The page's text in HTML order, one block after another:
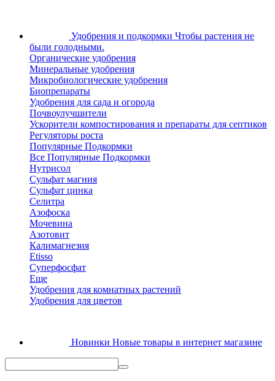
Удобрения и подкормки Чтобы растения не
были голодными.
Органические удобрения
Минеральные удобрения
Микробиологические удобрения
Биопрепараты
Удобрения для сада и огорода
Почвоулучшители
Ускорители компостирования и препараты для септиков
Регуляторы роста
Популярные Подкормки
Все Популярные Подкормки
Нутрисол
Сульфат магния
Сульфат цинка
Селитра
Азофоска
Мочевина
Азотовит
Калимагнезия
Etisso
Суперфосфат
Еще
Удобрения для комнатных растений
Удобрения для цветов
Новинки Новые товары в интернет магазине